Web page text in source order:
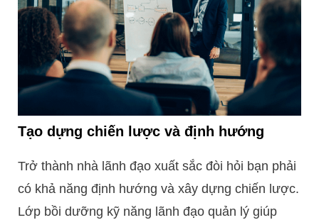
Tạo dựng chiến lược và định hướng
Trở thành nhà lãnh đạo xuất sắc đòi hỏi bạn phải
có khả năng định hướng và xây dựng chiến lược.
Lớp bồi dưỡng kỹ năng lãnh đạo quản lý giúp